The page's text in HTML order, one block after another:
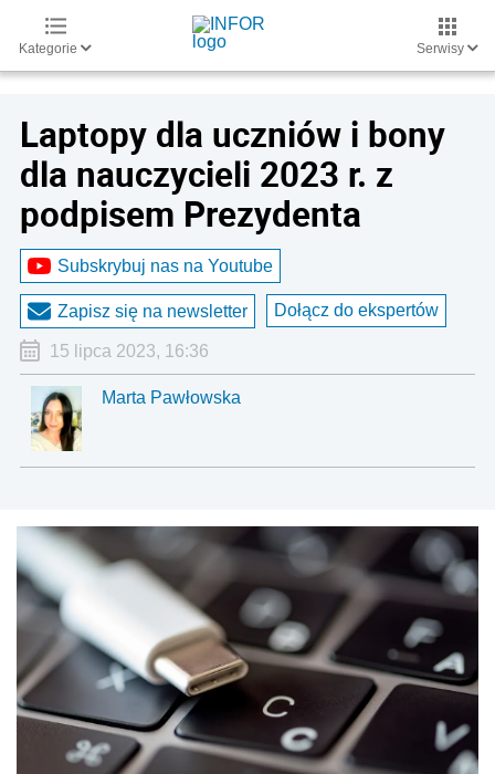
Kategorie Serwisy
Laptopy dla uczniów i bony
dla nauczycieli 2023 r. z
podpisem Prezydenta
Subskrybuj nas na Youtube
Zapisz się na newsletter Dołącz do ekspertów
15 lipca 2023, 16:36
Marta Pawłowska